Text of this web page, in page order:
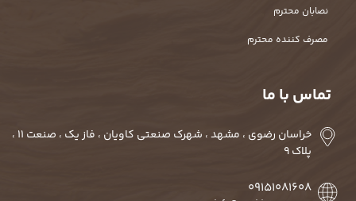
نصابان محترم
مصرف کننده محترم
تماس با ما
خراسان رضوی ، مشهد ، شهرک صنعتی کاویان ، فاز یک ، صنعت 11 ،
پلاک 9
09151081608